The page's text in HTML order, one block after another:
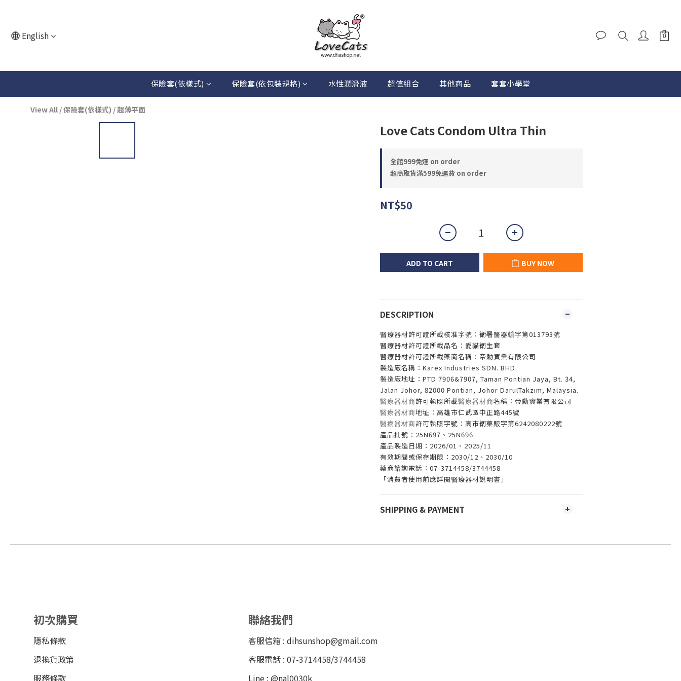
English
保險套(依樣式) 保險套(依包裝規格) 水性潤滑液 超值組合 其他商品 套套小學堂
View All /保險套(依樣式) /超薄平面
Love Cats Condom Ultra Thin
全館999免運 on order
超商取貨滿599免運費 on order
NT$50
ADD TO CART BUY NOW
DESCRIPTION
醫療器材許可證所載核准字號：衛署醫器輸字第013793號
醫療器材許可證所載品名：愛貓衛生套
醫療器材許可證所載藥商名稱：帝勳實業有限公司
製造廠名稱：Karex Industries SDN. BHD.
製造廠地址：PTD.7906&7907, Taman Pontian Jaya, Bt. 34,
Jalan Johor, 82000 Pontian, Johor DarulTakzim, Malaysia.
醫療器材商許可執照所載醫療器材商名稱：帝勳實業有限公司
醫療器材商地址：高雄市仁武區中正路445號
醫療器材商許可執照字號：高市衛藥販字第6242080222號
產品批號：25N697、25N696
產品製造日期：2026/01、2025/11
有效期間或保存期限：2030/12、2030/10
藥商諮詢電話：07-3714458/3744458
「消費者使用前應詳閱醫療器材說明書」
SHIPPING & PAYMENT
初次購買
隱私條款
退換貨政策
服務條款
聯絡我們
客服信箱 : dihsunshop@gmail.com
客服電話 : 07-3714458/3744458
Line : @nal0030k